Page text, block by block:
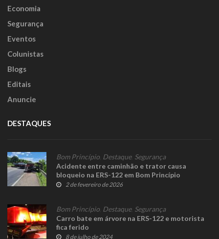
Economia
Segurança
Eventos
Colunistas
Blogs
Editais
Anuncie
DESTAQUES
Bom Princípio Destaque, Segurança
Acidente entre caminhão e trator causa
bloqueio na ERS-122 em Bom Princípio
2 de fevereiro de 2026
Bom Princípio Destaque, Segurança
Carro bate em árvore na ERS-122 e motorista
fica ferido
8 de julho de 2024